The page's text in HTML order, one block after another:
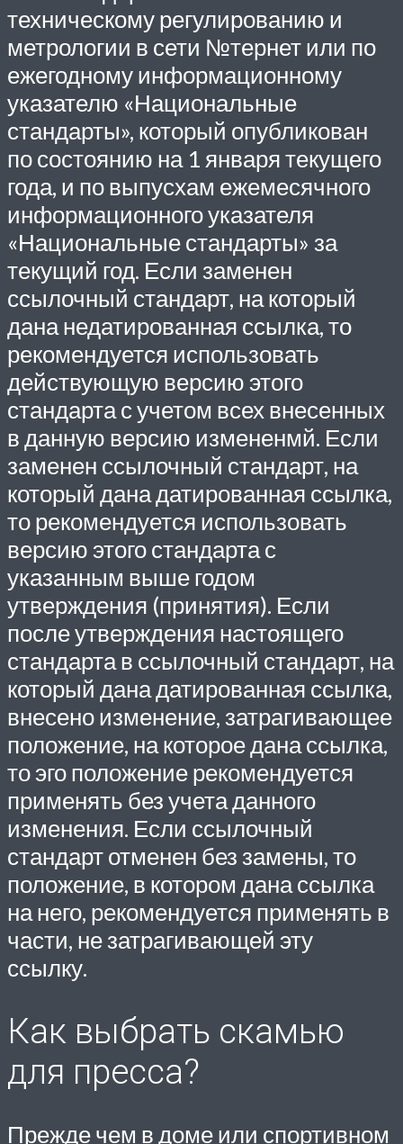
техническому регулированию и
метрологии в сети №тернет или по
ежегодному информационному
указателю «Национальные
стандарты», который опубликован
по состоянию на 1 января текущего
года, и по выпусхам ежемесячного
информационного указателя
«Национальные стандарты» за
текущий год. Если заменен
ссылочный стандарт, на который
дана недатированная ссылка, то
рекомендуется использовать
действующую версию этого
стандарта с учетом всех внесенных
в данную версию измененмй. Если
заменен ссылочный стандарт, на
который дана датированная ссылка,
то рекомендуется использовать
версию этого стандарта с
указанным выше годом
утверждения (принятия). Если
после утверждения настоящего
стандарта в ссылочный стандарт, на
который дана датированная ссылка,
внесено изменение, затрагивающее
положение, на которое дана ссылка,
то эго положение рекомендуется
применять без учета данного
изменения. Если ссылочный
стандарт отменен без замены, то
положение, в котором дана ссылка
на него, рекомендуется применять в
части, не затрагивающей эту
ссылку.
Как выбрать скамью
для пресса?
Прежде чем в доме или спортивном